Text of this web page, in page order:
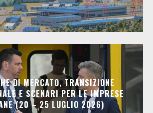
DI MERCATO, TRANSIZIONE
E SCENARI PER LE IMPRESE
(20 – 25 LUGLIO 2026)